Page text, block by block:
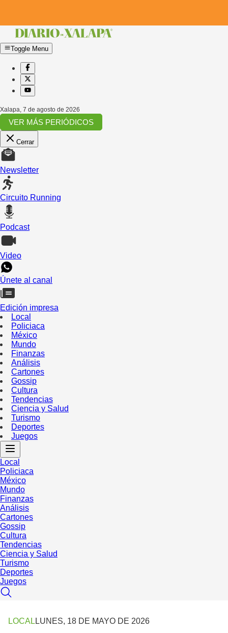
Toggle Menu
Xalapa, 7 de agosto de 2026
VER MÁS PERIÓDICOS
Cerrar
Newsletter
Circuito Running
Podcast
Video
Únete al canal
Edición impresa
Local
Policiaca
México
Mundo
Finanzas
Análisis
Cartones
Gossip
Cultura
Tendencias
Ciencia y Salud
Turismo
Deportes
Juegos
Local
Policiaca
México
Mundo
Finanzas
Análisis
Cartones
Gossip
Cultura
Tendencias
Ciencia y Salud
Turismo
Deportes
Juegos
LOCAL LUNES, 18 DE MAYO DE 2026